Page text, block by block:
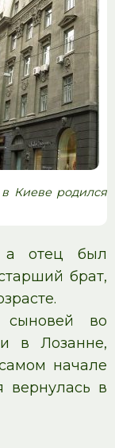
Киеве родился
а отец был
брат,
во
в Лозанне,
начале
вернулась в